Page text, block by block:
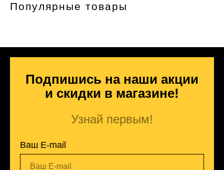
Популярные товары
Подпишись на наши акции
и скидки в магазине!
Узнай первым!
Ваш E-mail
Ваш E-mail